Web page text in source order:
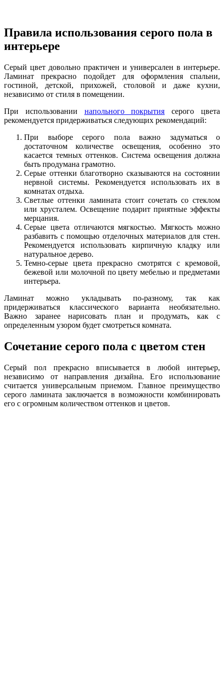
Правила использования серого пола в
интерьере
Серый цвет довольно практичен и универсален в интерьере.
Ламинат прекрасно подойдет для оформления спальни,
гостиной, детской, прихожей, столовой и даже кухни,
независимо от стиля в помещении.
При использовании напольного покрытия серого цвета
рекомендуется придерживаться следующих рекомендаций:
При выборе серого пола важно задуматься о
достаточном количестве освещения, особенно это
касается темных оттенков. Система освещения должна
быть продумана грамотно.
Серые оттенки благотворно сказываются на состоянии
нервной системы. Рекомендуется использовать их в
комнатах отдыха.
Светлые оттенки ламината стоит сочетать со стеклом
или хрусталем. Освещение подарит приятные эффекты
мерцания.
Серые цвета отличаются мягкостью. Мягкость можно
разбавить с помощью отделочных материалов для стен.
Рекомендуется использовать кирпичную кладку или
натуральное дерево.
Темно-серые цвета прекрасно смотрятся с кремовой,
бежевой или молочной по цвету мебелью и предметами
интерьера.
Ламинат можно укладывать по-разному, так как
придерживаться классического варианта необязательно.
Важно заранее нарисовать план и продумать, как с
определенным узором будет смотреться комната.
Сочетание серого пола с цветом стен
Серый пол прекрасно вписывается в любой интерьер,
независимо от направления дизайна. Его использование
считается универсальным приемом. Главное преимущество
серого ламината заключается в возможности комбинировать
его с огромным количеством оттенков и цветов.